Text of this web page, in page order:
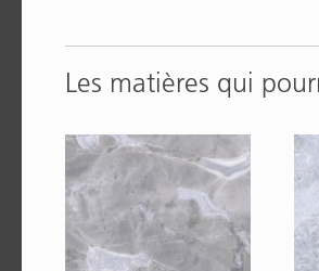
Les matières qui